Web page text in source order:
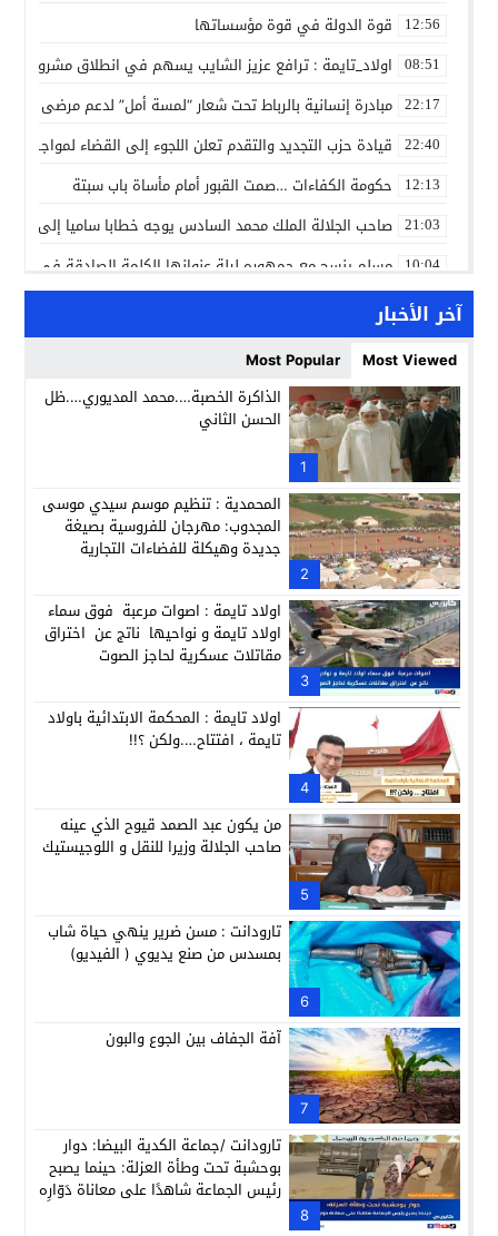
12:56 قوة الدولة في قوة مؤسساتها
08:51 اولاد_تايمة : ترافع عزيز الشايب يسهم في انطلاق مشروع
22:17 مبادرة إنسانية بالرباط تحت شعار “لمسة أمل” لدعم مرضى
22:40 قيادة حزب التجديد والتقدم تعلن اللجوء إلى القضاء لمواجهة
12:13 حكومة الكفاءات …صمت القبور أمام مأساة باب سبتة
21:03 صاحب الجلالة الملك محمد السادس يوجه خطابا ساميا إلى
10:04 مسلم ينسج مع جمهوره ليلة عنوانها الكلمة الصادقة في
18:17 مؤسسة سجلماسة الخاصة للتعليم العتيق… منارة تربوية تجمع
إحياء مشروع الحي الحرفي عنوان لقاء جمع وفد من جمعية
14:24 بن كيران يهاجم “البام”: “حزب الفساد وقياداته انتهى
11:33 كمال محرر يقود استئنافية تارودانت: مسار قضائي راسخ ورؤية
11:05 حبشان وكيلاً عاماً بتارودانت: ترقية جديدة في الحركة القضائية
آخر الأخبار
Most Viewed
Most Popular
1
الذاكرة الخصبة….محمد المديوري….ظل
الحسن الثاني
2
المحمدية : تنظيم موسم سيدي موسى
المجدوب: مهرجان للفروسية بصيغة
جديدة وهيكلة للفضاءات التجارية
3
اولاد تايمة : اصوات مرعبة فوق سماء
اولاد تايمة و نواحيها ناتج عن اختراق
مقاتلات عسكرية لحاجز الصوت
4
اولاد تايمة : المحكمة الابتدائية باولاد
تايمة ، افتتاح….ولكن ؟!!
5
من يكون عبد الصمد قيوح الذي عينه
صاحب الجلالة وزيرا للنقل و اللوجيستيك
6
تارودانت : مسن ضرير ينهي حياة شاب
بمسدس من صنع يديوي ( الفيديو)
7
آفة الجفاف بين الجوع والبون
8
تارودانت /جماعة الكدية البيضا: دوار
بوحشبة تحت وطأة العزلة: حينما يصبح
رئيس الجماعة شاهدًا على معاناة دَوّارِه